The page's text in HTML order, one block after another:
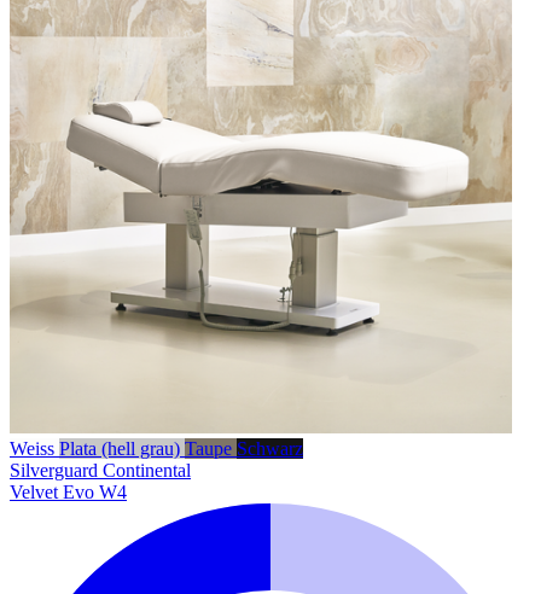
Weiss Plata (hell grau) Taupe Schwarz
Silverguard Continental
Velvet Evo W4